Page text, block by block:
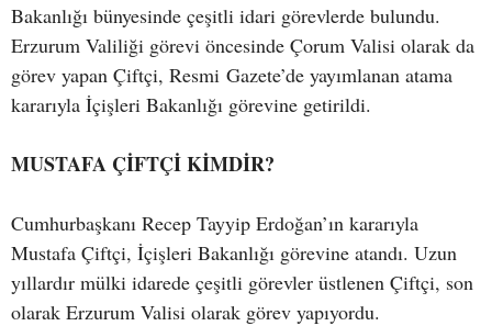
Bakanlığı bünyesinde çeşitli idari görevlerde bulundu.
Erzurum Valiliği görevi öncesinde Çorum Valisi olarak da
görev yapan Çiftçi, Resmi Gazete’de yayımlanan atama
kararıyla İçişleri Bakanlığı görevine getirildi.
MUSTAFA ÇİFTÇİ KİMDİR?
Cumhurbaşkanı Recep Tayyip Erdoğan’ın kararıyla
Mustafa Çiftçi, İçişleri Bakanlığı görevine atandı. Uzun
yıllardır mülki idarede çeşitli görevler üstlenen Çiftçi, son
olarak Erzurum Valisi olarak görev yapıyordu.